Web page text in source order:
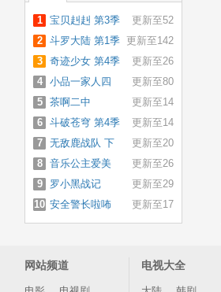
1 宝贝赳赳 第3季
更新至52
2
斗罗大陆 第1季 更新至142
3
奇迹少女 第4季
更新至26
4
小品一家人四
川方言精选 第2
季
更新至80
5
茶啊二中
更新至14
6
斗破苍穹 第4季
更新至14
7
无敌鹿战队 下
第3季
更新至20
8
音乐公主爱美
莉 第3季
更新至26
9
罗小黑战记
更新至29
10 安全警长啦咘
啦哆 第3季
更新至17
网站频道 电视大全